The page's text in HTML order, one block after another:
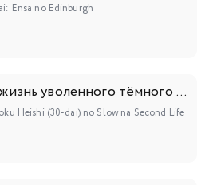
Ensa no Edinburgh
Неспешная жизнь уволенного тёмного солдата (тридцати лет)
Heishi (30-dai) no Slow na Second Life